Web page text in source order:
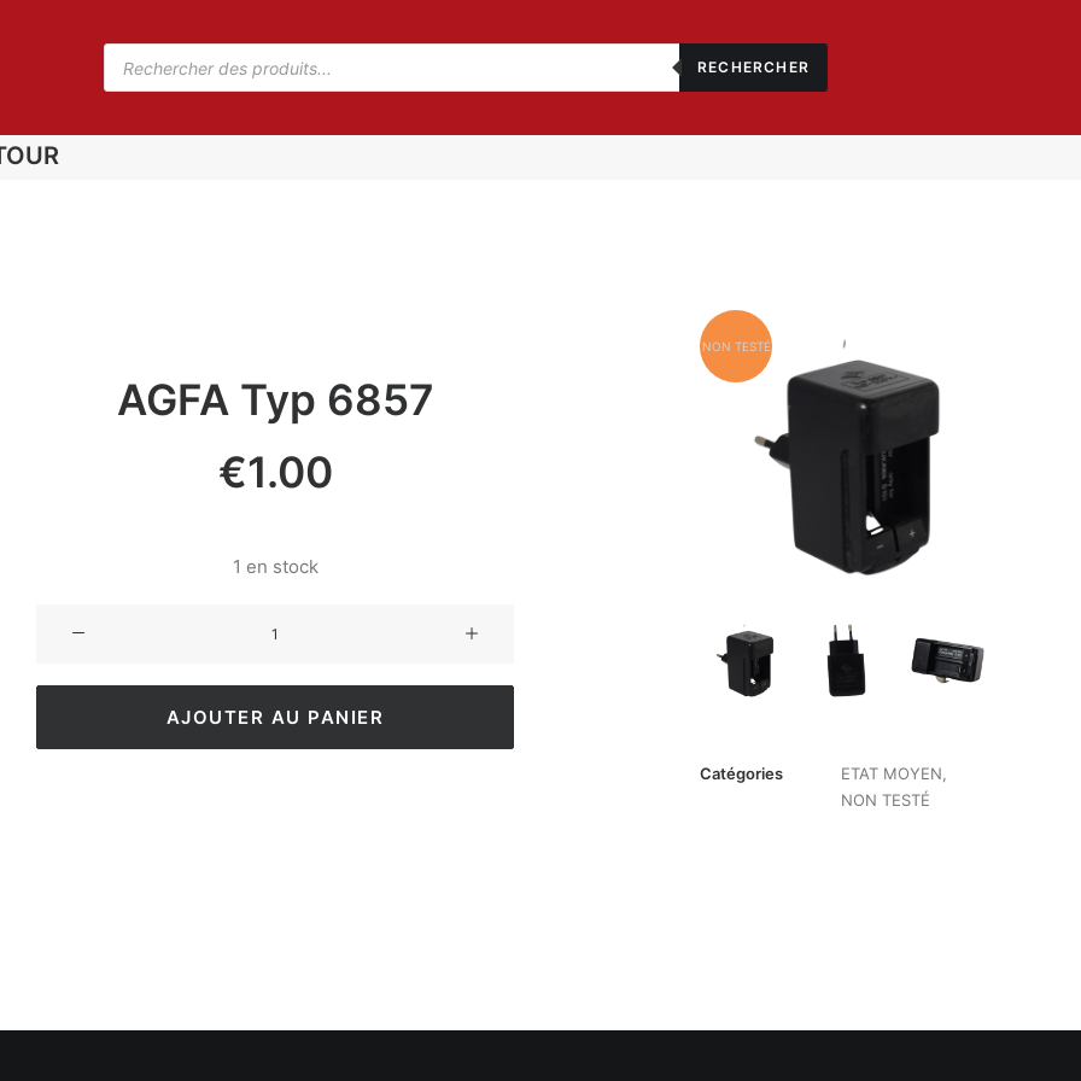
RECHERCHER
AGFA Typ 6857
€1.00
1 en stock
AJOUTER AU PANIER
NON TESTÉ
Catégories ETAT MOYEN
NON TESTÉ